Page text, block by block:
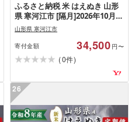
ふるさと納税 米 はえぬき 山形
県 寒河江市 [隔月]2026年10月下
旬開始 [先行予約] 令和8年産 3回
定期便 はえぬき 合計
15kg(5kg×3回)清流寒河江川育
ち …
山形県 寒河江市
寄付金額 34,500 円〜
(0件)
26